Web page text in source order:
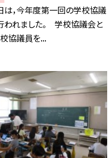
，今年度第一回の学校協議
われました。 学校協議会と
校協議員を...